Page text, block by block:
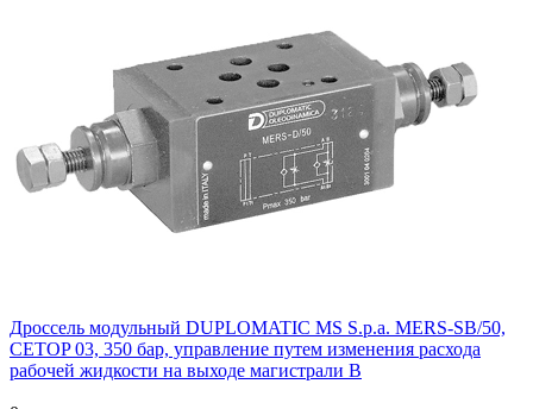
Дроссель модульный DUPLOMATIC MS S.p.a. MERS-SB/50,
CETOP 03, 350 бар, управление путем изменения расхода
рабочей жидкости на выходе магистрали B